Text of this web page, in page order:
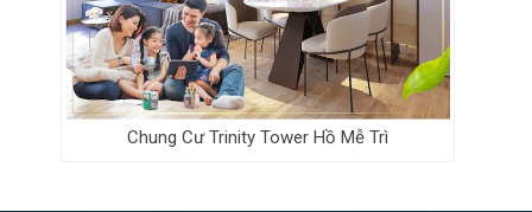
Chung Cư Trinity Tower Hồ Mễ Trì